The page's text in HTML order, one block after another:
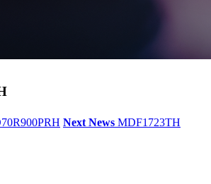
Next News MDF1723TH